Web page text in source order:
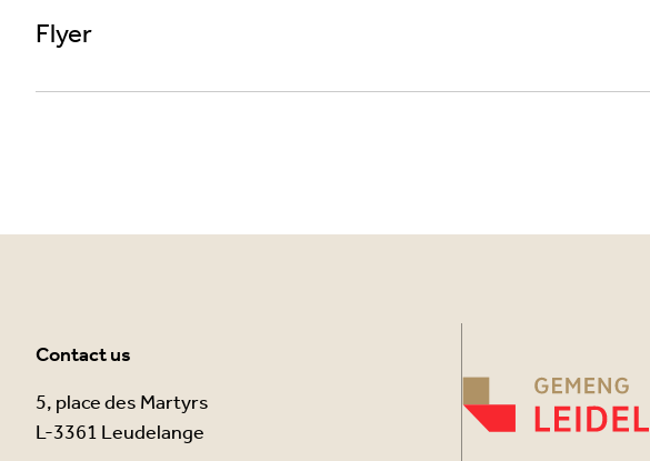
Flyer
Contact us
5, place des Martyrs
L-3361 Leudelange